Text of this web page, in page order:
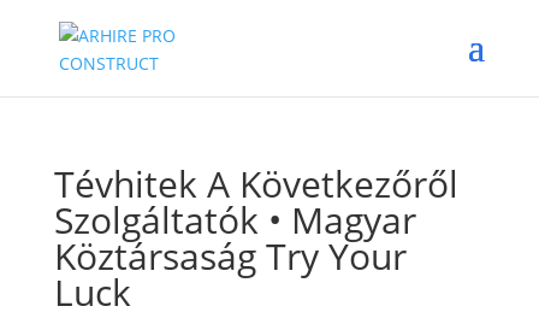
Tévhitek A Következőről
Szolgáltatók • Magyar
Köztársaság Try Your
Luck